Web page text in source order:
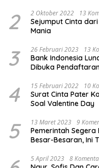
2 2 Oktober 2022 13
Sejumput Cinta
Mania
3 26 Februari 2023 13
Bank Indonesia
Dibuka
4 15 Februari 2022 10
Surat Cinta Pater
Soal Valentine Day
5 13 Maret 2023 9
Pemerintah Segera
Besar-Besaran, Ini
5 April 2023 8